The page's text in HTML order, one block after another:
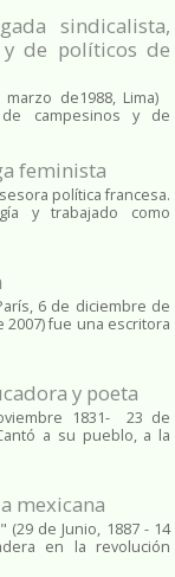
sindicalista,
y de políticos de
de1988, Lima)
de campesinos y de
feminista
política francesa.
y trabajado como
6 de diciembre de
2007) fue una escritora
y poeta
1831- 23 de
a su pueblo, a la
mexicana
de Junio, 1887 - 14
en la revolución